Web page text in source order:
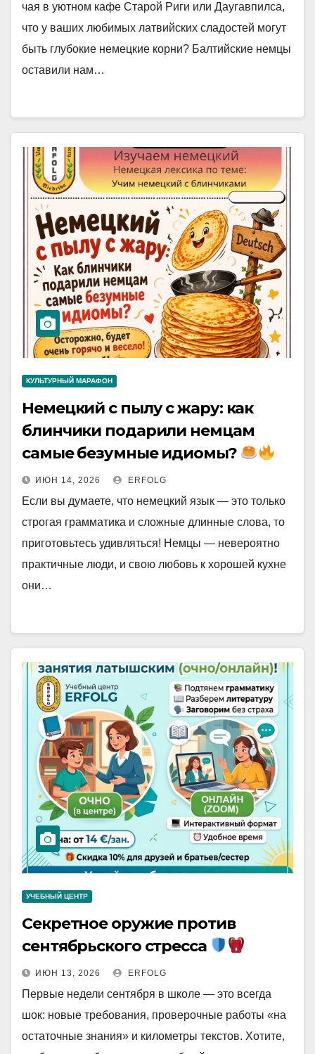
чая в уютном кафе Старой Риги или Даугавпилса,
что у ваших любимых латвийских сладостей могут
быть глубокие немецкие корни? Балтийские немцы
оставили нам…
КУЛЬТУРНЫЙ МАРАФОН
Немецкий с пылу с жару: как
блинчики подарили немцам
самые безумные идиомы?
ИЮН 14, 2026 ERFOLG
Если вы думаете, что немецкий язык — это только
строгая грамматика и сложные длинные слова, то
приготовьтесь удивляться! Немцы — невероятно
практичные люди, и свою любовь к хорошей кухне
они…
УЧЕБНЫЙ ЦЕНТР
Секретное оружие против
сентябрьского стресса
ИЮН 13, 2026 ERFOLG
Первые недели сентября в школе — это всегда
шок: новые требования, проверочные работы «на
остаточные знания» и километры текстов. Хотите,